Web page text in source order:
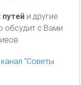
и другие
обсудит с Вами
канал "Советы